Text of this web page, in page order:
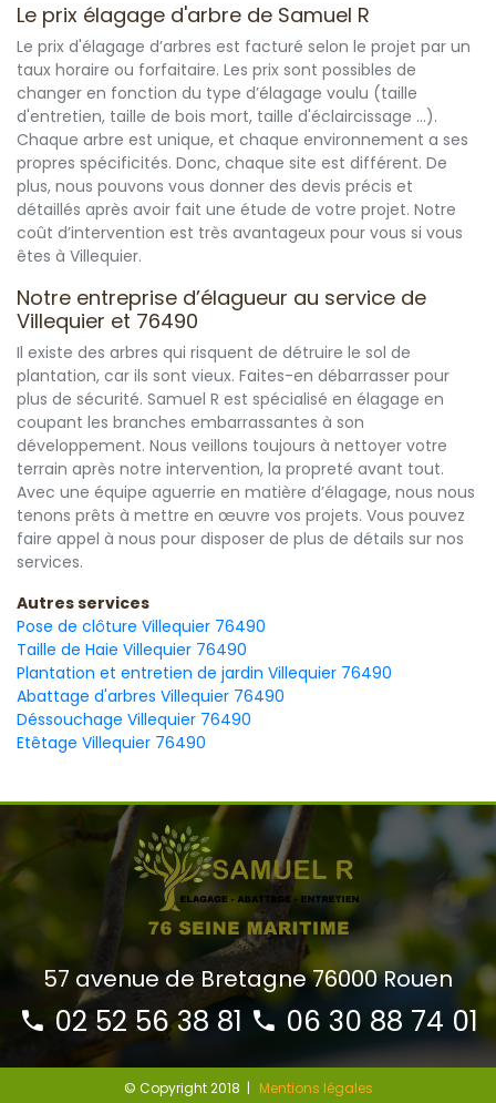
Le prix élagage d'arbre de Samuel R
Le prix d'élagage d’arbres est facturé selon le projet par un
taux horaire ou forfaitaire. Les prix sont possibles de
changer en fonction du type d’élagage voulu (taille
d'entretien, taille de bois mort, taille d'éclaircissage ...).
Chaque arbre est unique, et chaque environnement a ses
propres spécificités. Donc, chaque site est différent. De
plus, nous pouvons vous donner des devis précis et
détaillés après avoir fait une étude de votre projet. Notre
coût d’intervention est très avantageux pour vous si vous
êtes à Villequier.
Notre entreprise d’élagueur au service de
Villequier et 76490
Il existe des arbres qui risquent de détruire le sol de
plantation, car ils sont vieux. Faites-en débarrasser pour
plus de sécurité. Samuel R est spécialisé en élagage en
coupant les branches embarrassantes à son
développement. Nous veillons toujours à nettoyer votre
terrain après notre intervention, la propreté avant tout.
Avec une équipe aguerrie en matière d’élagage, nous nous
tenons prêts à mettre en œuvre vos projets. Vous pouvez
faire appel à nous pour disposer de plus de détails sur nos
services.
Autres services
Pose de clôture Villequier 76490
Taille de Haie Villequier 76490
Plantation et entretien de jardin Villequier 76490
Abattage d'arbres Villequier 76490
Déssouchage Villequier 76490
Etêtage Villequier 76490
57 avenue de Bretagne 76000 Rouen
02 52 56 38 81 06 30 88 74 01
© Copyright 2018 | Mentions légales